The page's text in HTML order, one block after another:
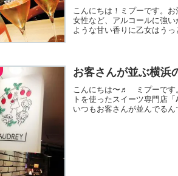
こんにちは！ミプーです。
女性など、アルコールに強
ような甘い香りに乙女はう
お客さんが並ぶ横浜
こんにちは〜♬ ミプーです
トを使ったスイーツ専門店
いつもお客さんが並んでる